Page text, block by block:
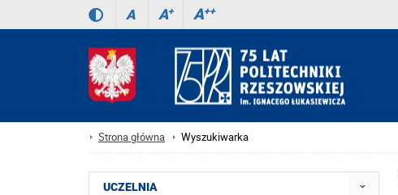
A A+ A++
Strona główna Wyszukiwarka
UCZELNIA